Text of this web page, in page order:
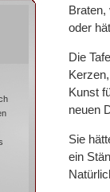
Braten,
oder
Die
Kunst
neuen
Sie
ein